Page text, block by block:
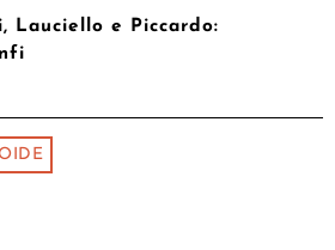
Lauciello e Piccardo: